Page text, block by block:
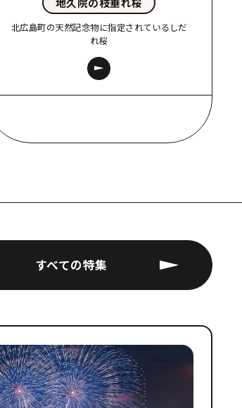
北広島町の天然記念物に指定されているしだ
れ桜
すべての特集